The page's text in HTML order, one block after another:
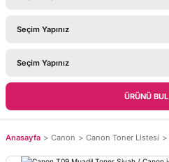
ÜRÜNÜ BUL
Anasayfa Canon Canon Toner Listesi